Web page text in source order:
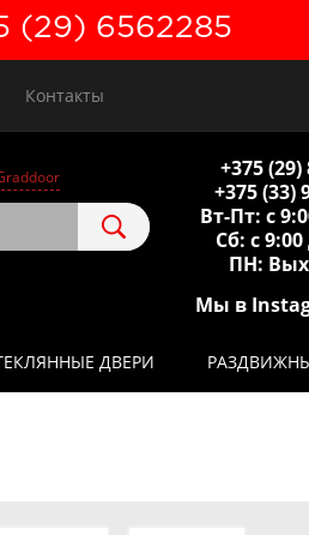
(29) 6562285
Контакты
+375 (29)
+375 (33)
Вт-Пт: с
Сб: с
ПН:
Мы в
ДВЕРИ